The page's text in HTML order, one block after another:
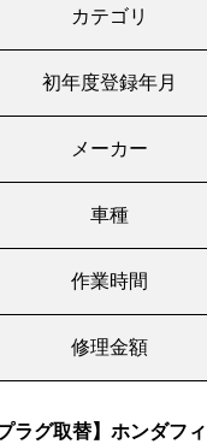
カテゴリ
初年度登録年月
メーカー
車種
作業時間
修理金額
ラグ取替】ホンダフ